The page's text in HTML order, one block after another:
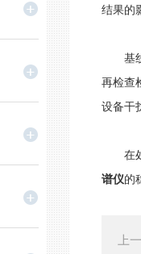
结果的
基线
再检查
设备干
在处
谱仪的
上